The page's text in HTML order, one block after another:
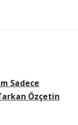
Sadece
Özçetin